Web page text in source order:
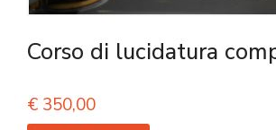
Corso di lucidatura
€ 350,00